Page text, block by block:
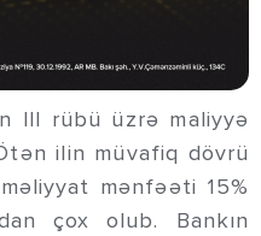
lll rübü üzrə maliyyə
ilin müvafiq dövrü
mənfəəti 15%
çox olub. Bankın